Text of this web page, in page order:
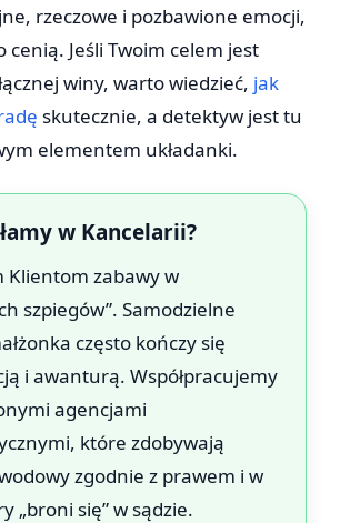
rzeczowe i pozbawione emocji,
cenią. Jeśli Twoim celem jest
winy, warto wiedzieć, jak
skutecznie, a detektyw jest tu
elementem układanki.
w Kancelarii?
Klientom zabawy w
szpiegów”. Samodzielne
często kończy się
i awanturą. Współpracujemy
agencjami
które zdobywają
zgodnie z prawem i w
„broni się” w sądzie.